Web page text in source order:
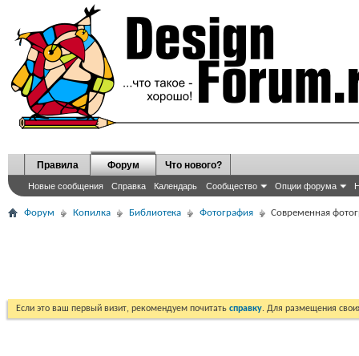
Правила Форум
Новые сообщения Справка Календарь Сообщество Опции форума
Что нового?
Форум Копилка Библиотека Фотография Современная
Если это ваш первый визит, рекомендуем почитать справку. Для размещения